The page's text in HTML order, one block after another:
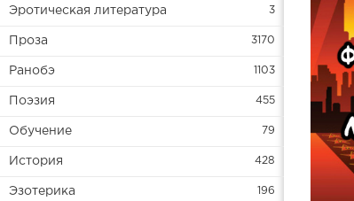
Эротическая литература 3
Проза 3170
Ранобэ 1103
Поэзия 455
Обучение 79
История 428
Эзотерика 196